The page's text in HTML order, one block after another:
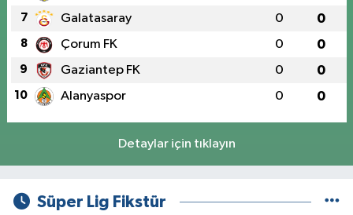
7 Galatasaray 0 0
8 Çorum FK 0 0
9 Gaziantep FK 0 0
10 Alanyaspor 0 0
Detaylar için tıklayın
Süper Lig Fikstür